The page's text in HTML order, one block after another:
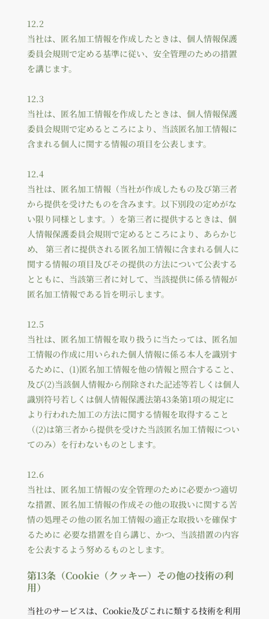
12.2
当社は、匿名加工情報を作成したときは、個人情報保護
委員会規則で定める基準に従い、安全管理のための措置
を講じます。
12.3
当社は、匿名加工情報を作成したときは、個人情報保護
委員会規則で定めるところにより、当該匿名加工情報に
含まれる個人に関する情報の項目を公表します。
12.4
当社は、匿名加工情報（当社が作成したもの及び第三者
から提供を受けたものを含みます。以下別段の定めがな
い限り同様とします。）を第三者に提供するときは、個
人情報保護委員会規則で定めるところにより、あらかじ
め、 第三者に提供される匿名加工情報に含まれる個人に
関する情報の項目及びその提供の方法について公表する
とともに、当該第三者に対して、当該提供に係る情報が
匿名加工情報である旨を明示します。
12.5
当社は、匿名加工情報を取り扱うに当たっては、匿名加
工情報の作成に用いられた個人情報に係る本人を識別す
るために、(1)匿名加工情報を他の情報と照合すること、
及び(2)当該個人情報から削除された記述等若しくは個人
識別符号若しくは個人情報保護法第43条第1項の規定に
より行われた加工の方法に関する情報を取得すること
（(2)は第三者から提供を受けた当該匿名加工情報につい
てのみ）を行わないものとします。
12.6
当社は、匿名加工情報の安全管理のために必要かつ適切
な措置、匿名加工情報の作成その他の取扱いに関する苦
情の処理その他の匿名加工情報の適正な取扱いを確保す
るために 必要な措置を自ら講じ、かつ、当該措置の内容
を公表するよう努めるものとします。
第13条（Cookie（クッキー）その他の技術の利
用）
当社のサービスは、Cookie及びこれに類する技術を利用